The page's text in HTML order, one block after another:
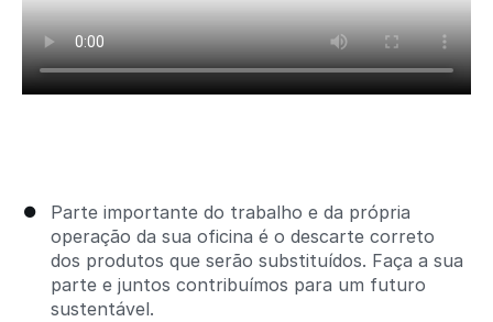
Parte importante do trabalho e da própria
operação da sua oficina é o descarte correto
dos produtos que serão substituídos. Faça a sua
parte e juntos contribuímos para um futuro
sustentável.